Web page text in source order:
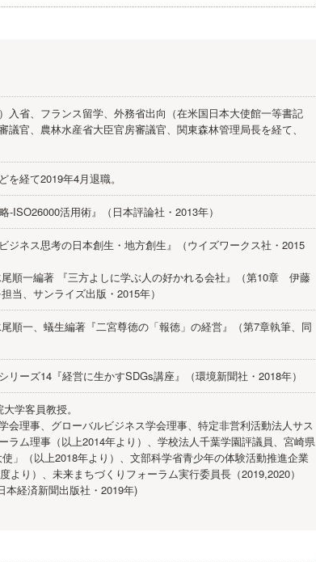
入省、フランス留学、外務省出向（在米国日本大使館一等書記
議官、農林水産省大臣官房審議官、関東森林管理局長を経て、
を経て2019年4月退職。
略-ISO26000活用術』（日本評論社・2013年）
ジネス思考の日本創生・地方創生』（ウイズワークス社・2015
順一編著 『三方よしに学ぶ人の好かれる会社』（第10章 伊藤
当、サンライズ出版・2015年）
順一、蟻生編著『二宮尊徳の「報徳」の経営』（第7章執筆、同
リーズ14『経営に生かすSDGs講座』（環境新聞社・2018年）
学客員教授。
会理事、グローバルビジネス学会理事、特定非営利活動法人サス
ラム理事（以上2014年より）、学校法人千葉学園評議員、宮崎県
」（以上2018年より）、文部科学省青少年の体験活動推進企業
より）、未来まちづくりフォーラム実行委員長（2019,2020）
本経済新聞出版社・2019年)